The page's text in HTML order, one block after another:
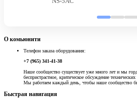
О комьюнити
Телефон заказа оборудования:
+7 (965) 341-41-38
Наше сообщество существует уже много лет и мы
беспристрастное, критическое обсуждение
Мы работаем каждый день, чтобы наше сообщество
Быстрая навигация